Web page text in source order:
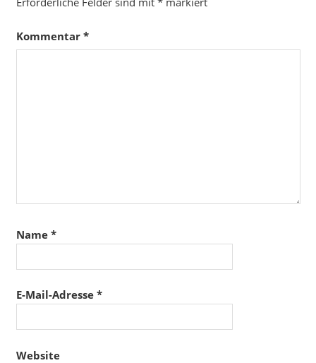
Kommentar *
Name *
E-Mail-Adresse *
Website